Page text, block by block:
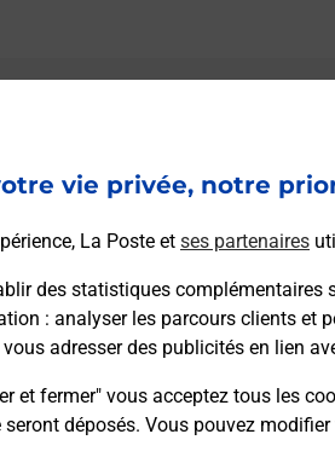
vie privée, notre
La Poste et ses partenaires
des statistiques complémentaires
: analyser les parcours clients et
adresser des publicités en lien
et fermer" vous acceptez tous les
déposés. Vous pouvez
La Poste
aujourd'hui à 08h00